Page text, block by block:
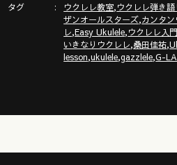
▶︎▶︎新発売！200曲のガズ楽譜ハンデ
https://www.rittor-
music.co.jp/product/detail/
タグ ウクレレ教室,ウクレレ弾き語
ザンオールスターズ,カンタ
レ,Easy Ukulele,ウクレレ入門
いきなりウクレレ,桑田佳祐,
lesson,ukulele,gazzlele,G-